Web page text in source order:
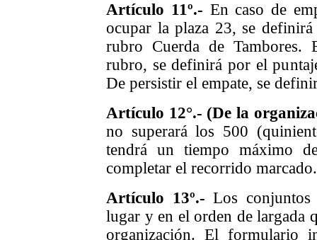
Artículo 11º.- En caso de
ocupar la plaza 23, se
rubro Cuerda de Tambores.
rubro, se definirá por el
De persistir el empate, se
Artículo 12°.- (De la
no superará los 500
tendrá un tiempo máximo
completar el recorrido marcado.
Artículo 13º.- Los conjuntos
lugar y en el orden de largada
organización. El formulario